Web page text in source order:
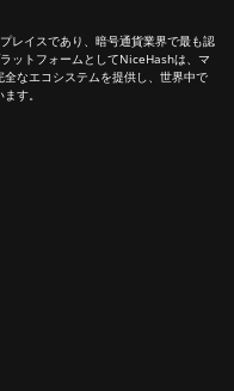
レイスであり、暗号通貨業界で最も認
ットフォームとしてNiceHashは、マ
なエコシステムを提供し、世界中で
す。